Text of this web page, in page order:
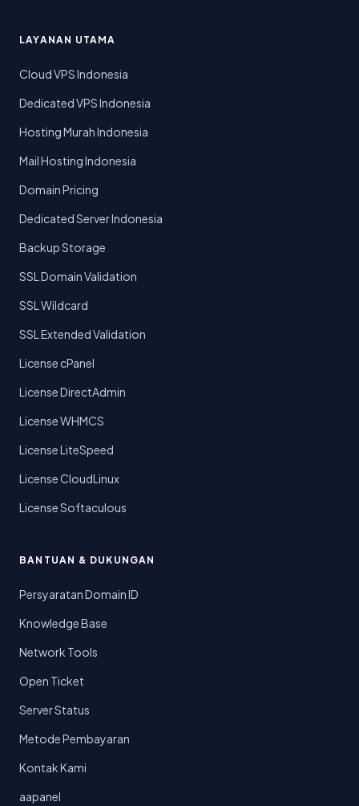
LAYANAN UTAMA
Cloud VPS Indonesia
Dedicated VPS Indonesia
Hosting Murah Indonesia
Mail Hosting Indonesia
Domain Pricing
Dedicated Server Indonesia
Backup Storage
SSL Domain Validation
SSL Wildcard
SSL Extended Validation
License cPanel
License DirectAdmin
License WHMCS
License LiteSpeed
License CloudLinux
License Softaculous
BANTUAN & DUKUNGAN
Persyaratan Domain ID
Knowledge Base
Network Tools
Open Ticket
Server Status
Metode Pembayaran
Kontak Kami
aapanel